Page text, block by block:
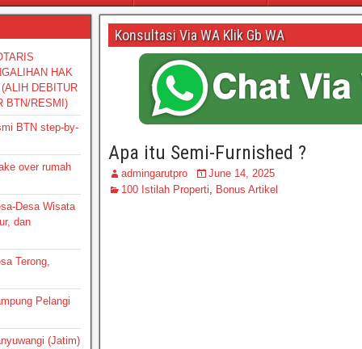
Konsultasi Via WA Klik Gb WA
Apa itu Semi-Furnished ?
admingarutpro
June 14, 2025
100 Istilah Properti, Bonus Artikel
HAK
DEBITUR
BTN/RESMI)
BTN step-by-
over rumah
Desa Wisata
dan
Terong,
Pelangi
(Jatim)